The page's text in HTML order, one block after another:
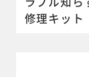
修理キット